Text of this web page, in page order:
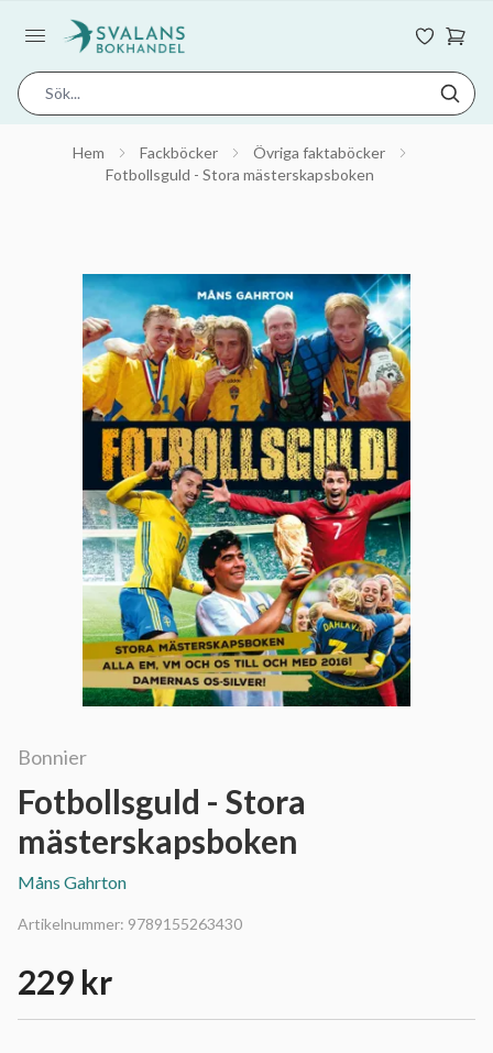
Hem Fackböcker
Övriga faktaböcker
Fotbollsguld - Stora mästerskapsboken
Bonnier
Fotbollsguld - Stora
mästerskapsboken
Måns Gahrton
Artikelnummer: 9789155263430
229 kr